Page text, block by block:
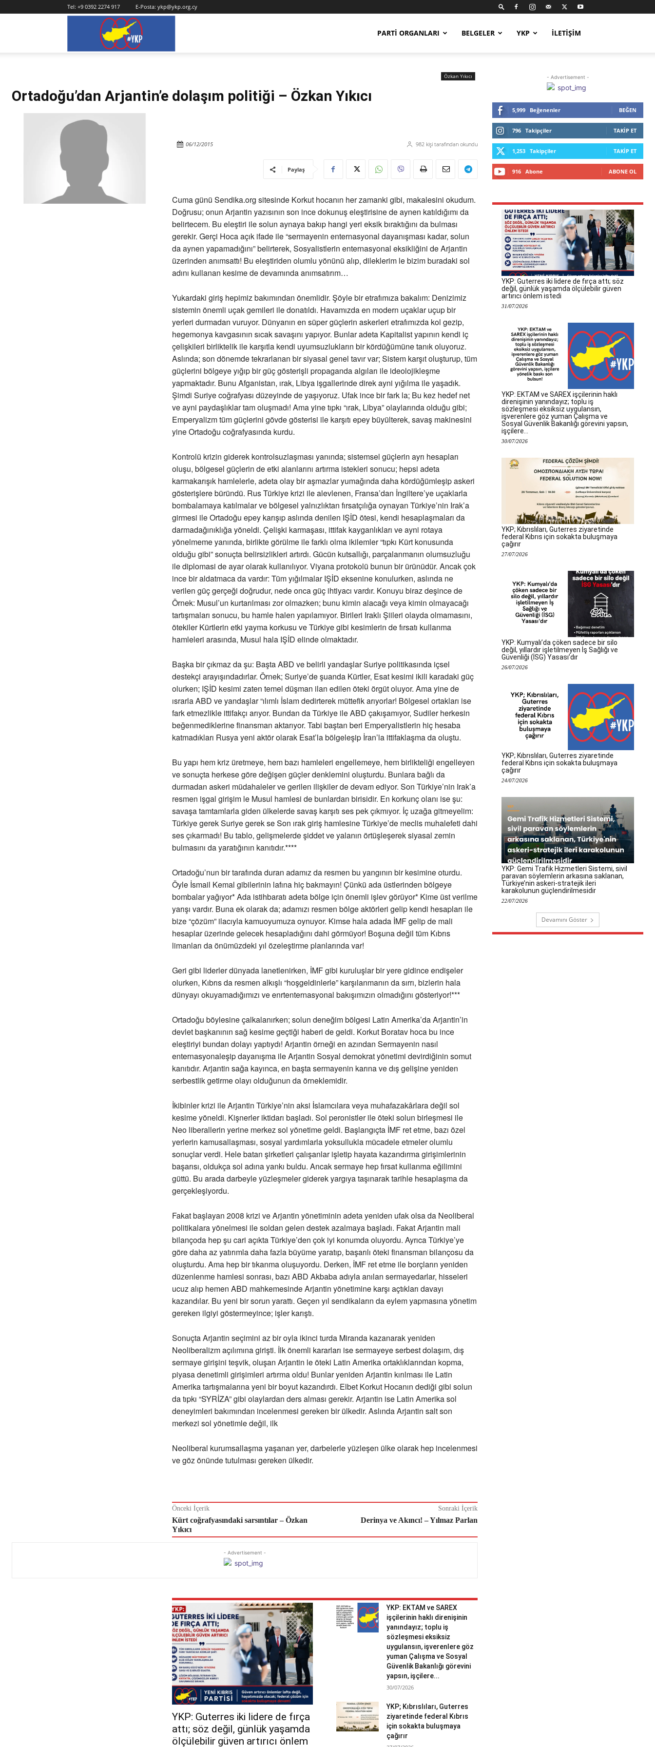
Tel: +9 0392 2274 917 E-Posta: ykp@ykp.org.cy
PARTI ORGANLARI BELGELER YKP İLETIŞIM
Özkan Yıkıcı
Ortadoğu’dan Arjantin’e dolaşım politiği – Özkan Yıkıcı
982kişi tarafından okundu
06/12/2015
Paylaş
Cuma günü Sendika.org sitesinde Korkut hocanın her zamanki gibi, makalesini okudum.
Doğrusu; onun Arjantin yazısının son ince dokunuş eleştirisine de aynen katıldığımı da
belirtecem. Bu eleştiri ile solun aynaya bakıp hangi yeri eksik bıraktığını da bulması
gerekir. Gerçi Hoca açık ifade ile “sermayenin enternasyonal dayanışması kadar, solun
da aynen yapamadığını” belirterek, Sosyalistlerin enternasyonal eksikliğini de Arjantin
üzerinden anımsattı! Bu eleştiriden olumlu yönünü alıp, dileklerim le bizim buradaki sol
adını kullanan kesime de devamında anımsatırım…
Yukardaki giriş hepimiz bakımından önemlidir. Şöyle bir etrafımıza bakalım: Denizimiz
sistemin önemli uçak gemileri ile donatıldı. Havamızda en modern uçaklar uçup bir
yerleri durmadan vuruyor. Dünyanın en süper güçlerin askerleri etrafımızda kol gezip,
hegemonya kavgasının sıcak savaşını yapıyor. Bunlar adeta Kapitalist yapının kendi iç
çelişkileri birliktelik ile karşıtla kendi uyumsuzlukların bir kördüğümüne tanık oluyoruz.
Aslında; son dönemde tekrarlanan bir siyasal genel tavır var; Sistem karşıt oluşturup, tüm
güçlerini bölgeye yığıp bir güç gösterişli propaganda algıları ile ideolojikleşme
yapmaktadır. Bunu Afganistan, ırak, Libya işgallerinde direk ayni yığılma ile yaşadık.
Şimdi Suriye coğrafyası düzeyinde de yaşıyoruz. Ufak ince bir fark la; Bu kez hedef net
ve ayni paydaşlıklar tam oluşmadı! Ama yine tıpkı “ırak, Libya” olaylarında olduğu gibi;
Emperyalizm tüm güçlerini gövde gösterisi ile karşıtı epey büyülterek, savaş makinesini
yine Ortadoğu coğrafyasında kurdu.
Kontrolü krizin giderek kontrolsuzlaşması yanında; sistemsel güçlerin ayrı hesapları
oluşu, bölgesel güçlerin de etki alanlarını artırma istekleri sonucu; hepsi adeta
karmakarışık hamlelerle, adeta olay bir aşmazlar yumağında daha kördüğümleşip askeri
gösterişlere büründü. Rus Türkiye krizi ile alevlenen, Fransa’dan İngiltere’ye uçaklarla
bombalamaya katılmalar ve bölgesel yalnızlıktan fırsatçılığa oynayan Türkiye’nin Irak’a
girmesi ile Ortadoğu epey karışıp aslında denilen IŞİD ötesi, kendi hesaplaşmaları da
darmadağınıklığa yöneldi. Çelişki karmaşası, ittifak kayganlıkları ve ayni rotaya
yönelmeme yanında, birlikte görülme ile farklı olma ikilemler “tıpkı Kürt konusunda
olduğu gibi” sonuçta belirsizlikleri artırdı. Gücün kutsallığı, parçalanmanın olumsuzluğu
ile diplomasi de ayar olarak kullanılıyor. Viyana protokolü bunun bir ürünüdür. Ancak çok
ince bir aldatmaca da vardır: Tüm yığılmalar IŞİD eksenine konulurken, aslında ne
verilen güç gerçeği doğrudur, nede onca güç ihtiyacı vardır. Konuyu biraz deşince de
Örnek: Musul’un kurtarılması zor olmazken; bunu kimin alacağı veya kimin olmayacağı
tartışmaları sonucu, bu hamle halen yapılamıyor. Birileri Iraklı Şiileri olayda olmamasını,
ötekiler Kürtlerin etki yayma korkusu ve Türkiye gibi kesimlerin de fırsatı kullanma
hamleleri arasında, Musul hala IŞİD elinde olmaktadır.
Başka bir çıkmaz da şu: Başta ABD ve belirli yandaşlar Suriye politikasında içsel
destekçi arayışındadırlar. Örnek; Suriye’de şuanda Kürtler, Esat kesimi ikili karadaki güç
olurken; IŞİD kesimi zaten temel düşman ilan edilen öteki örgüt oluyor. Ama yine de
ısrarla ABD ve yandaşlar “ılımlı İslam dedirterek müttefik arıyorlar! Bölgesel ortakları ise
fark etmezlikle ittifakçı arıyor. Bundan da Türkiye ile ABD çakışamıyor, Sudiler herkesin
beğenmediklerine finansman aktarıyor. Tabi baştan beri Emperyalistlerin hiç hesaba
katmadıkları Rusya yeni aktör olarak Esat’la bölgeleşip İran’la ittifaklaşma da oluştu.
Bu yapı hem kriz üretmeye, hem bazı hamleleri engellemeye, hem birlikteliği engelleyen
ve sonuçta herkese göre değişen güçler denklemini oluşturdu. Bunlara bağlı da
durmadan askeri müdahaleler ve gerilen ilişkiler de devam ediyor. Son Türkiye’nin Irak’a
resmen işgal girişim le Musul hamlesi de bunlardan birisidir. En korkunç olanı ise şu:
savaşa tamtamlarla giden ülkelerde savaş karşıtı ses pek çıkmıyor. İç uzağa gitmeyelim:
Türkiye gerek Suriye gerek se Son ırak giriş hamlesine Türkiye’de meclis muhalefeti dahi
ses çıkarmadı! Bu tablo, gelişmelerde şiddet ve yalanın örtüşleşerek siyasal zemin
bulmasını da yaratığının kanıtıdır.****
Ortadoğu’nun bir tarafında duran adamız da resmen bu yangının bir kesimine oturdu.
Öyle İsmail Kemal gibilerinin lafına hiç bakmayın! Çünkü ada üstlerinden bölgeye
bombalar yağıyor* Ada istihbaratı adeta bölge için önemli işlev görüyor* Kime üst verilme
yarışı vardır. Buna ek olarak da; adamızı resmen bölge aktörleri gelip kendi hesapları ile
bize “çözüm” ilacıyla kamuoyumuza oynuyor. Kimse hala adada İMF gelip de mali
hesaplar üzerinde gelecek hesapladığını dahi görmüyor! Boşuna değil tüm Kıbrıs
limanları da önümüzdeki yıl özeleştirme planlarında var!
Geri gibi liderler dünyada lanetlenirken, İMF gibi kuruluşlar bir yere gidince endişeler
olurken, Kıbrıs da resmen alkışlı “hoşgeldinlerle” karşılanmanın da sırrı, bizlerin hala
dünyayı okuyamadığımızı ve enrtenternasyonal bakışımızın olmadığını gösteriyor!***
Ortadoğu böylesine çalkalanırken; solun deneğim bölgesi Latin Amerika’da Arjantin’in
devlet başkanının sağ kesime geçtiği haberi de geldi. Korkut Boratav hoca bu ince
eleştiriyi bundan dolayı yaptıydı! Arjantin örneği en azından Sermayenin nasıl
enternasyonaleşip dayanışma ile Arjantin Sosyal demokrat yönetimi devirdiğinin somut
kanıtıdır. Arjantin sağa kayınca, en başta sermayenin karına ve dış gelişine yeniden
serbestlik getirme olayı olduğunun da örneklemidir.
İkibinler krizi ile Arjantin Türkiye’nin aksi İslamcılara veya muhafazakârlara değil sol
kesime yöneldi. Kişnerler iktidarı başladı. Sol peronistler ile öteki solun birleşmesi ile
Neo liberallerin yerine merkez sol yönetime geldi. Başlangıçta İMF ret etme, bazı özel
yerlerin kamusallaşması, sosyal yardımlarla yoksullukla mücadele etmeler olumlu
sonuçlar verdi. Hele batan şirketleri çalışanlar işletip hayata kazandırma girişimlerinin
başarısı, oldukça sol adına yankı buldu. Ancak sermaye hep fırsat kullanma eğilimini
güttü. Bu arada darbeyle yüzleşmeler giderek yargıya taşınarak tarihle hesaplaşma da
gerçekleşiyordu.
Fakat başlayan 2008 krizi ve Arjantin yönetiminin adeta yeniden ufak olsa da Neoliberal
politikalara yönelmesi ile soldan gelen destek azalmaya başladı. Fakat Arjantin mali
bilançoda hep şu cari açıkta Türkiye’den çok iyi konumda oluyordu. Ayrıca Türkiye’ye
göre daha az yatırımla daha fazla büyüme yaratıp, başarılı öteki finansman bilançosu da
oluşturdu. Ama hep bir tıkanma oluşuyordu. Derken, İMF ret etme ile borçların yeniden
düzenlenme hamlesi sonrası, bazı ABD Akbaba adıyla anılan sermayedarlar, hisseleri
ucuz alıp hemen ABD mahkemesinde Arjantin yönetimine karşı açtıkları davayı
kazandılar. Bu yeni bir sorun yarattı. Geçen yıl sendikaların da eylem yapmasına yönetim
gereken ilgiyi göstermeyince; işler karıştı.
Sonuçta Arjantin seçimini az bir oyla ikinci turda Miranda kazanarak yeniden
Neoliberalizm açılımına girişti. İlk önemli kararları ise sermayeye serbest dolaşım, dış
sermaye girişini teşvik, oluşan Arjantin le öteki Latin Amerika ortaklıklarından kopma,
piyasa denetimli girişimleri artırma oldu! Bunlar yeniden Arjantin kırılması ile Latin
Amerika tartışmalarına yeni bir boyut kazandırdı. Elbet Korkut Hocanın dediği gibi solun
da tıpkı “SYRİZA” gibi olaylardan ders alması gerekir. Arjantin ise Latin Amerika sol
deneyimleri bakımından incelenmesi gereken bir ülkedir. Aslında Arjantin salt son
merkezi sol yönetimle değil, ilk
Neoliberal kurumsallaşma yaşanan yer, darbelerle yüzleşen ülke olarak hep incelenmesi
ve göz önünde tutulması gereken ülkedir.
Önceki İçerik
Kürt coğrafyasındaki sarsıntılar – Özkan
Yıkıcı
Sonraki İçerik
Derinya ve Akıncı! – Yılmaz Parlan
- Advertisement -
YKP: Guterres iki lidere de fırça
attı; söz değil, günlük yaşamda
ölçülebilir güven artırıcı önlem
YKP: EKTAM ve SAREX
işçilerinin haklı direnişinin
yanındayız; toplu iş
sözleşmesi eksiksiz
uygulansın, işverenlere göz
yuman Çalışma ve Sosyal
Güvenlik Bakanlığı görevini
yapsın, işçilere...
30/07/2026
YKP; Kıbrıslıları, Guterres
ziyaretinde federal Kıbrıs
için sokakta buluşmaya
çağırır
- Advertisement -
5,999 Beğenenler BEĞEN
796 Takipçiler TAKIP ET
1,253 Takipçiler TAKIP ET
916 Abone ABONE OL
YKP: Guterres iki lidere de fırça attı; söz
değil, günlük yaşamda ölçülebilir güven
artırıcı önlem istedi
31/07/2026
YKP: EKTAM ve SAREX işçilerinin haklı
direnişinin yanındayız; toplu iş
sözleşmesi eksiksiz uygulansın,
işverenlere göz yuman Çalışma ve
Sosyal Güvenlik Bakanlığı görevini yapsın,
işçilere...
30/07/2026
YKP; Kıbrıslıları, Guterres ziyaretinde
federal Kıbrıs için sokakta buluşmaya
çağırır
27/07/2026
YKP: Kumyalı’da çöken sadece bir silo
değil, yıllardır işletilmeyen İş Sağlığı ve
Güvenliği (İSG) Yasası’dır
26/07/2026
YKP; Kıbrıslıları, Guterres ziyaretinde
federal Kıbrıs için sokakta buluşmaya
çağırır
24/07/2026
YKP: Gemi Trafik Hizmetleri Sistemi, sivil
paravan söylemlerin arkasına saklanan,
Türkiye’nin askeri-stratejik ileri
karakolunun güçlendirilmesidir
22/07/2026
Devamını Göster